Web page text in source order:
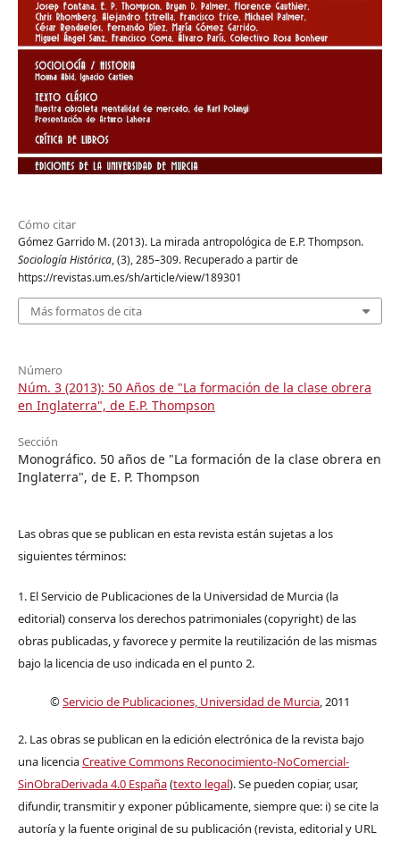
Cómo citar
Gómez Garrido M. (2013). La mirada antropológica de E.P. Thompson.
Sociología Histórica, (3), 285–309. Recuperado a partir de
https://revistas.um.es/sh/article/view/189301
Más formatos de cita
Número
Núm. 3 (2013): 50 Años de "La formación de la clase obrera
en Inglaterra", de E.P. Thompson
Sección
Monográfico. 50 años de "La formación de la clase obrera en
Inglaterra", de E. P. Thompson
Las obras que se publican en esta revista están sujetas a los
siguientes términos:
1. El Servicio de Publicaciones de la Universidad de Murcia (la
editorial) conserva los derechos patrimoniales (copyright) de las
obras publicadas, y favorece y permite la reutilización de las mismas
bajo la licencia de uso indicada en el punto 2.
©Servicio de Publicaciones, Universidad de Murcia , 2011
2. Las obras se publican en la edición electrónica de la revista bajo
una licenciaCreative Commons Reconocimiento-NoComercial-
SinObraDerivada 4.0 España(texto legal). Se pueden copiar, usar,
difundir, transmitir y exponer públicamente, siempre que: i) se cite la
autoría y la fuente original de su publicación (revista, editorial y URL